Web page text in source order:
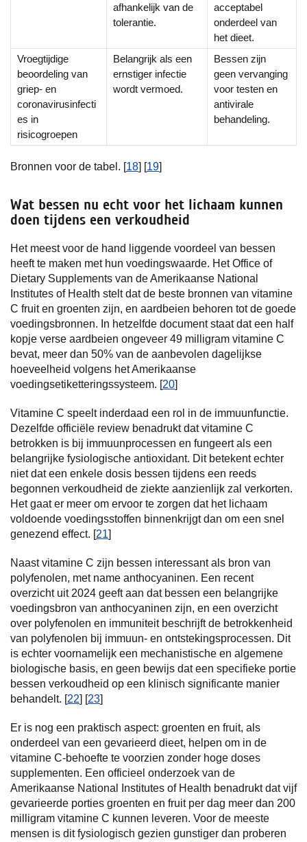
afhankelijk van de
tolerantie.
acceptabel
onderdeel van
het dieet.
Vroegtijdige
beoordeling van
griep- en
coronavirusinfecti
es in
risicogroepen
Belangrijk als een
ernstiger infectie
wordt vermoed.
Bessen zijn
geen vervanging
voor testen en
antivirale
behandeling.
Bronnen voor de tabel. [18] [19]
Wat bessen nu echt voor het lichaam kunnen
doen tijdens een verkoudheid
Het meest voor de hand liggende voordeel van bessen
heeft te maken met hun voedingswaarde. Het Office of
Dietary Supplements van de Amerikaanse National
Institutes of Health stelt dat de beste bronnen van vitamine
C fruit en groenten zijn, en aardbeien behoren tot de goede
voedingsbronnen. In hetzelfde document staat dat een half
kopje verse aardbeien ongeveer 49 milligram vitamine C
bevat, meer dan 50% van de aanbevolen dagelijkse
hoeveelheid volgens het Amerikaanse
voedingsetiketteringssysteem. [20]
Vitamine C speelt inderdaad een rol in de immuunfunctie.
Dezelfde officiële review benadrukt dat vitamine C
betrokken is bij immuunprocessen en fungeert als een
belangrijke fysiologische antioxidant. Dit betekent echter
niet dat een enkele dosis bessen tijdens een reeds
begonnen verkoudheid de ziekte aanzienlijk zal verkorten.
Het gaat er meer om ervoor te zorgen dat het lichaam
voldoende voedingsstoffen binnenkrijgt dan om een snel
genezend effect. [21]
Naast vitamine C zijn bessen interessant als bron van
polyfenolen, met name anthocyaninen. Een recent
overzicht uit 2024 geeft aan dat bessen een belangrijke
voedingsbron van anthocyaninen zijn, en een overzicht
over polyfenolen en immuniteit beschrijft de betrokkenheid
van polyfenolen bij immuun- en ontstekingsprocessen. Dit
is echter voornamelijk een mechanistische en algemene
biologische basis, en geen bewijs dat een specifieke portie
bessen verkoudheid op een klinisch significante manier
behandelt. [22] [23]
Er is nog een praktisch aspect: groenten en fruit, als
onderdeel van een gevarieerd dieet, helpen om in de
vitamine C-behoefte te voorzien zonder hoge doses
supplementen. Een officieel onderzoek van de
Amerikaanse National Institutes of Health benadrukt dat vijf
gevarieerde porties groenten en fruit per dag meer dan 200
milligram vitamine C kunnen leveren. Voor de meeste
mensen is dit fysiologisch gezien gunstiger dan proberen